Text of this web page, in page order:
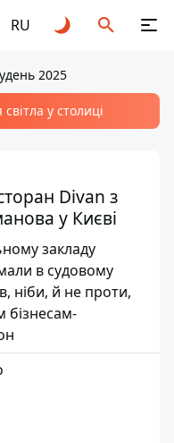
RU
2025
у столиці
Divan з
у Києві
закладу
в судовому
ніби, й не проти,
бізнесам-